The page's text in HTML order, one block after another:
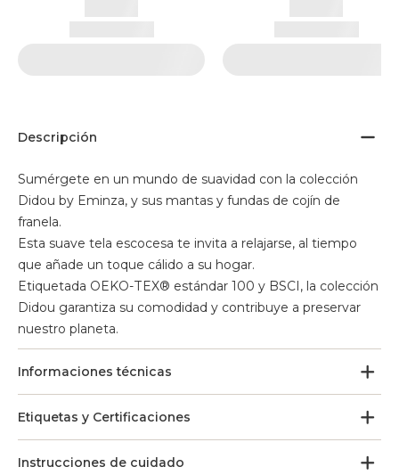
Descripción
Sumérgete en un mundo de suavidad con la colección
Didou by Eminza, y sus mantas y fundas de cojín de
franela.
Esta suave tela escocesa te invita a relajarse, al tiempo
que añade un toque cálido a su hogar.
Etiquetada OEKO-TEX® estándar 100 y BSCI, la colección
Didou garantiza su comodidad y contribuye a preservar
nuestro planeta.
Informaciones técnicas
Etiquetas y Certificaciones
Instrucciones de cuidado